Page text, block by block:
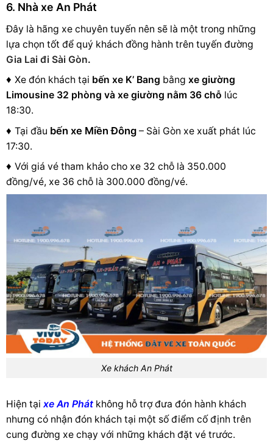
6. Nhà xe An Phát
Đây là hãng xe chuyên tuyến nên sẽ là một trong những
lựa chọn tốt để quý khách đồng hành trên tuyến đường
Gia Lai đi Sài Gòn.
♦ Xe đón khách tại bến xe K’ Bang bằng xe giường
Limousine 32 phòng và xe giường nằm 36 chỗ lúc
18:30.
♦ Tại đầu bến xe Miền Đông – Sài Gòn xe xuất phát lúc
17:30.
♦ Với giá vé tham khảo cho xe 32 chỗ là 350.000
đồng/vé, xe 36 chỗ là 300.000 đồng/vé.
Xe khách An Phát
Hiện tại xe An Phát không hỗ trợ đưa đón hành khách
nhưng có nhận đón khách tại một số điểm cố định trên
cung đường xe chạy với những khách đặt vé trước.